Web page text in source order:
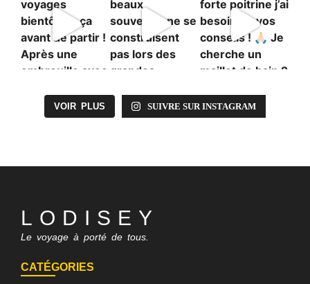
VOIR PLUS SUIVRE SUR INSTAGRAM
LODISEY
Le voyage à porté de tous.
CATÉGORIES